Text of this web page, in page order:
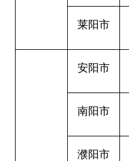
莱阳市
安阳市
南阳市
濮阳市